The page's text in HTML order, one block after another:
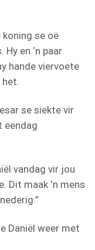
se oë
en ‘n paar
hande viervoete
se siekte vir
eendag
vandag vir jou
Dit maak ‘n mens
Daniël weer met